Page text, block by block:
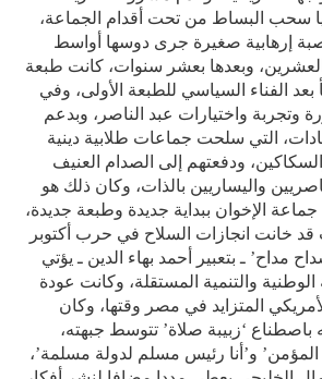
سحب البساط من تحت أقدام الجماعة،
إرهابية صغيرة جرى دوسها أواسط
وبعدها بعشر سنوات، كانت طبعة
بعد الفناء السياسي للطبعة الأولى، وفي
وتجربة واختيارات عبد الناصر، وبدعم
التي سلحت جماعات طلابية دينية
ودفعتهم إلى الصدام العنيف
واليساريين بالذات، وكان ذلك هو
جماعة الإخوان ببداية جديدة وطبعة جديدة،
خانت انجازات السلاح في حرب أكتوبر
مداح’ ـ بتعبير أحمد بهاء الدين ـ يؤتي
الوطنية والتنمية المستقلة، وكانت عودة
المتزايد في مصر وقتها، وكان
باصطناع ‘زبيبة صلاة’ تتوسط جبهته،
المؤمن’ و’أنا رئيس مسلم لدولة مسلمة’،